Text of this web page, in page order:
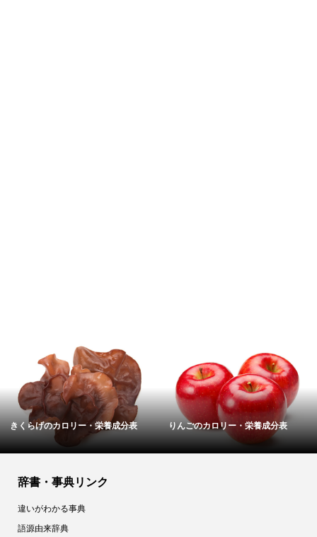
牛リブロースのカロリー・栄養成分
表
フカヒレのカロリー・栄養成分表
辞書・事典リンク
違いがわかる事典
語源由来辞典